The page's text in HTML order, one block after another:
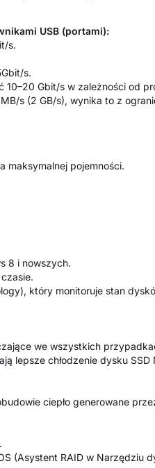
USB (portami):
s.
s.
Gbit/s w zależności od
s (2 GB/s), wynika to z
maksymalnej pojemności.
8 i nowszych.
który monitoruje stan
we wszystkich
lepsze chłodzenie dysku SSD
ciepło generowane
(Asystent RAID w Narzędziu